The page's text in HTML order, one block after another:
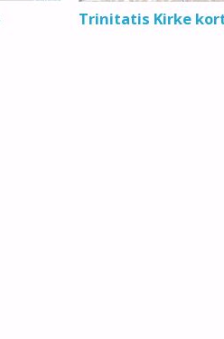
Trinitatis Kirke